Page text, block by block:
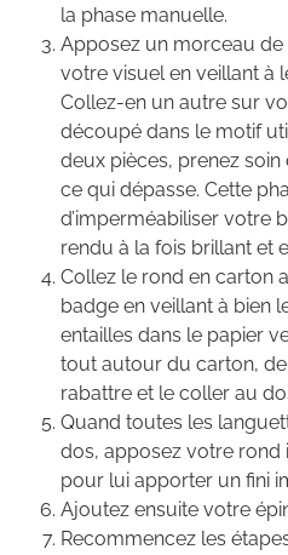
la phase manuelle.
Apposez un morceau
votre visuel en veillant à
Collez-en un autre sur
découpé dans le motif
deux pièces, prenez
ce qui dépasse. Cette
d’imperméabiliser votre
rendu à la fois brillant et
Collez le rond en carton
badge en veillant à bien
entailles dans le papier
tout autour du carton,
rabattre et le coller au
Quand toutes les
dos, apposez votre rond
pour lui apporter un fini
Ajoutez ensuite votre
Recommencez les